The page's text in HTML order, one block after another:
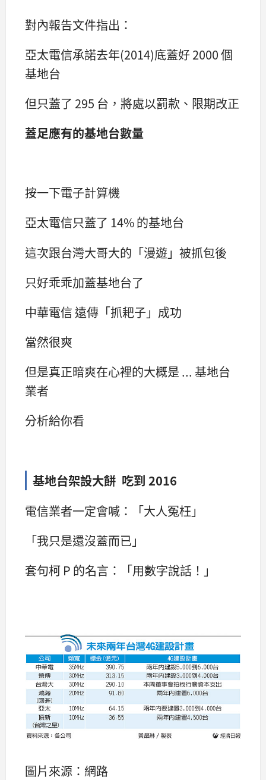
對內報告文件指出：
亞太電信承諾去年(2014)底蓋好 2000 個
基地台
但只蓋了 295 台，將處以罰款、限期改正
蓋足應有的基地台數量
按一下電子計算機
亞太電信只蓋了 14% 的基地台
這次跟台灣大哥大的「漫遊」被抓包後
只好乖乖加蓋基地台了
中華電信 遠傳「抓耙子」成功
當然很爽
但是真正暗爽在心裡的大概是 ... 基地台
業者
分析給你看
基地台架設大餅 吃到 2016
電信業者一定會喊：「大人冤枉」
「我只是還沒蓋而已」
套句柯 P 的名言：「用數字說話！」
圖片來源：網路